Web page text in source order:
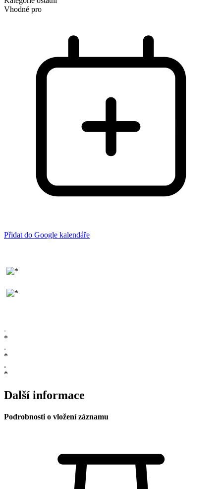
Vhodné pro
Přidat do Google kalendáře
*
*
*
Další informace
Podrobnosti o vložení záznamu